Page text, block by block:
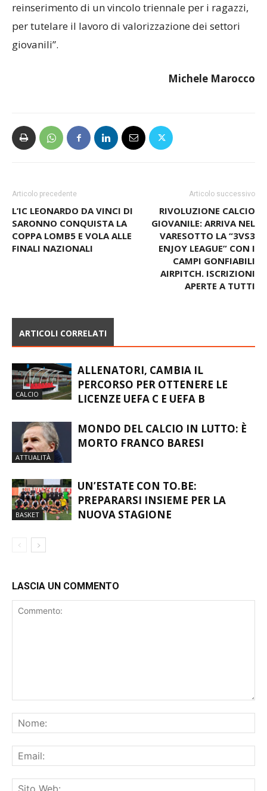
giovani, in quanto riteniamo indispensabile il
reinserimento di un vincolo triennale per i ragazzi,
per tutelare il lavoro di valorizzazione dei settori
Articolo precedente
L’IC LEONARDO DA VINCI DI
SARONNO CONQUISTA LA
Articolo successivo
RIVOLUZIONE CALCIO
GIOVANILE: ARRIVA NEL
VARESOTTO LA “3VS3
ENJOY LEAGUE” CON I
CAMPI GONFIABILI
ALLENATORI, CAMBIA IL
PERCORSO PER OTTENERE LE
ATTUALITÀ
MONDO DEL CALCIO IN LUTTO: È
BASKET
UN’ESTATE CON TO.BE:
PREPARARSI INSIEME PER LA
LASCIA UN COMMENTO